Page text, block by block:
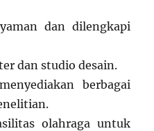
dan dilengkapi
dan studio desain.
berbagai
olahraga untuk